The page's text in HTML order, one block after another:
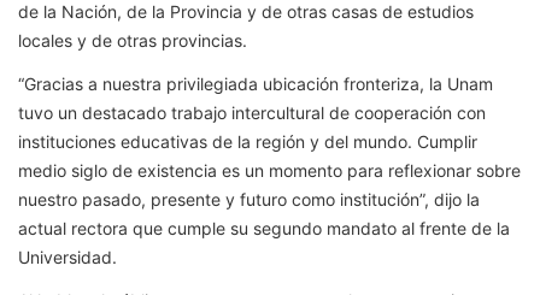
de la Nación, de la Provincia y de otras casas de estudios
locales y de otras provincias.
“Gracias a nuestra privilegiada ubicación fronteriza, la Unam
tuvo un destacado trabajo intercultural de cooperación con
instituciones educativas de la región y del mundo. Cumplir
medio siglo de existencia es un momento para reflexionar sobre
nuestro pasado, presente y futuro como institución”, dijo la
actual rectora que cumple su segundo mandato al frente de la
Universidad.